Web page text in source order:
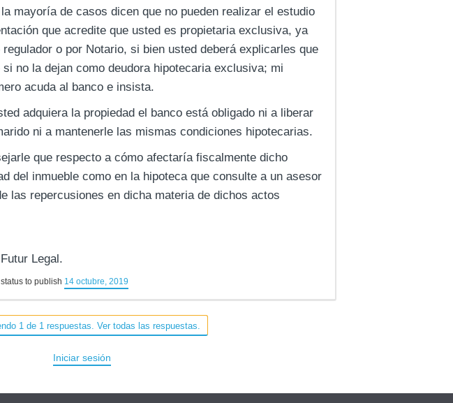
mayoría de casos dicen que no pueden realizar el estudio
que acredite que usted es propietaria exclusiva, ya
o por Notario, si bien usted deberá explicarles que
no la dejan como deudora hipotecaria exclusiva; mi
acuda al banco e insista.
adquiera la propiedad el banco está obligado ni a liberar
ni a mantenerle las mismas condiciones hipotecarias.
que respecto a cómo afectaría fiscalmente dicho
del inmueble como en la hipoteca que consulte a un asesor
las repercusiones en dicha materia de dichos actos
Legal.
to publish 14 octubre, 2019
1 de 1 respuestas. Ver todas las respuestas.
Iniciar sesión